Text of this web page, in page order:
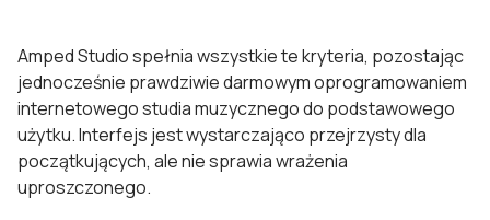
Amped Studio spełnia wszystkie te kryteria, pozostając
jednocześnie prawdziwie darmowym oprogramowaniem
internetowego studia muzycznego do podstawowego
użytku. Interfejs jest wystarczająco przejrzysty dla
początkujących, ale nie sprawia wrażenia
uproszczonego.